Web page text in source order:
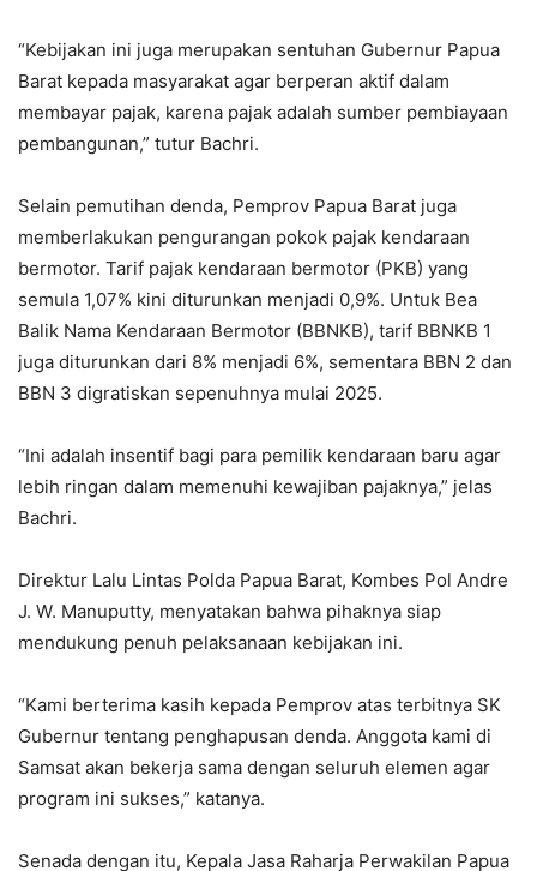
“Kebijakan ini juga merupakan sentuhan Gubernur Papua
Barat kepada masyarakat agar berperan aktif dalam
membayar pajak, karena pajak adalah sumber pembiayaan
pembangunan,” tutur Bachri.
Selain pemutihan denda, Pemprov Papua Barat juga
memberlakukan pengurangan pokok pajak kendaraan
bermotor. Tarif pajak kendaraan bermotor (PKB) yang
semula 1,07% kini diturunkan menjadi 0,9%. Untuk Bea
Balik Nama Kendaraan Bermotor (BBNKB), tarif BBNKB 1
juga diturunkan dari 8% menjadi 6%, sementara BBN 2 dan
BBN 3 digratiskan sepenuhnya mulai 2025.
“Ini adalah insentif bagi para pemilik kendaraan baru agar
lebih ringan dalam memenuhi kewajiban pajaknya,” jelas
Bachri.
Direktur Lalu Lintas Polda Papua Barat, Kombes Pol Andre
J. W. Manuputty, menyatakan bahwa pihaknya siap
mendukung penuh pelaksanaan kebijakan ini.
“Kami berterima kasih kepada Pemprov atas terbitnya SK
Gubernur tentang penghapusan denda. Anggota kami di
Samsat akan bekerja sama dengan seluruh elemen agar
program ini sukses,” katanya.
Senada dengan itu, Kepala Jasa Raharja Perwakilan Papua